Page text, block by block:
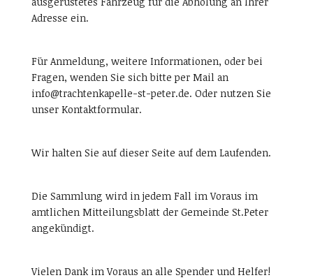
Adresse ein.
Für Anmeldung, weitere Informationen, oder bei
Fragen, wenden Sie sich bitte per Mail an
info@trachtenkapelle-st-peter.de. Oder nutzen Sie
unser Kontaktformular.
Wir halten Sie auf dieser Seite auf dem Laufenden.
Die Sammlung wird in jedem Fall im Voraus im
amtlichen Mitteilungsblatt der Gemeinde St.Peter
angekündigt.
Vielen Dank im Voraus an alle Spender und Helfer!